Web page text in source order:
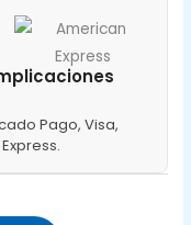
Pago, Visa,